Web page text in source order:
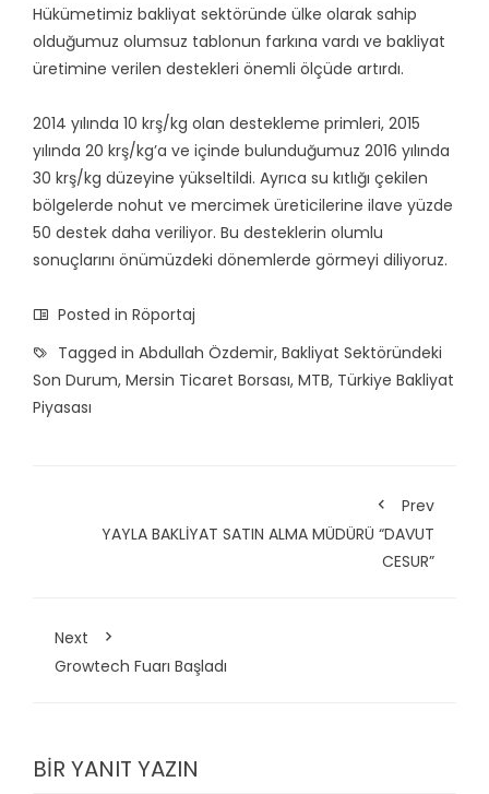
Hükümetimiz bakliyat sektöründe ülke olarak sahip
olduğumuz olumsuz tablonun farkına vardı ve bakliyat
üretimine verilen destekleri önemli ölçüde artırdı.
2014 yılında 10 krş/kg olan destekleme primleri, 2015
yılında 20 krş/kg’a ve içinde bulunduğumuz 2016 yılında
30 krş/kg düzeyine yükseltildi. Ayrıca su kıtlığı çekilen
bölgelerde nohut ve mercimek üreticilerine ilave yüzde
50 destek daha veriliyor. Bu desteklerin olumlu
sonuçlarını önümüzdeki dönemlerde görmeyi diliyoruz.
Posted in Röportaj
Tagged in Abdullah Özdemir, Bakliyat Sektöründeki
Son Durum, Mersin Ticaret Borsası, MTB, Türkiye Bakliyat
Piyasası
Prev
YAYLA BAKLİYAT SATIN ALMA MÜDÜRÜ “DAVUT
CESUR”
Next
Growtech Fuarı Başladı
BIR YANIT YAZIN